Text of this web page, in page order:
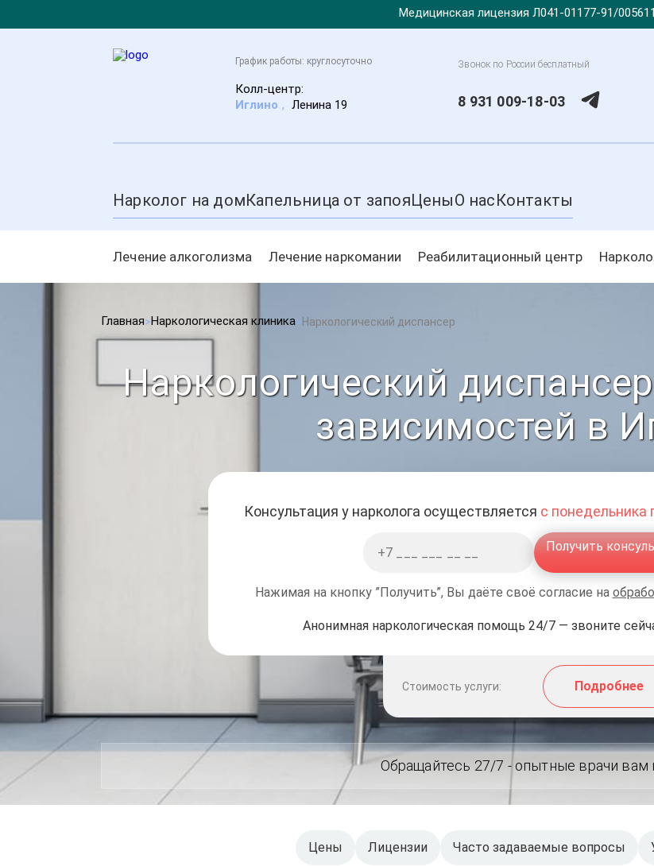
Медицинская лицензия Л041-01177-91/
График работы: круглосуточно
Колл-центр:
Иглино , Ленина 19
Звонок по России бесплатный
8 931 009-18-03
Нарколог на домКапельница от запояЦеныО насКонтакты
Лечение алкоголизма Лечение наркомании Реабилитационный центр
Главная Наркологическая клиника Наркологический диспансер
Наркологический
зависимостей в
Консультация у нарколога осуществляется с понедельника
Получить
Нажимая на кнопку ”Получить”, Вы даёте своё согласие на
Анонимная наркологическая помощь 24/7 — звоните
Стоимость услуги: Подробнее
Обращайтесь 27/7 - опытные врачи вам
Цены Лицензии Часто задаваемые вопросы